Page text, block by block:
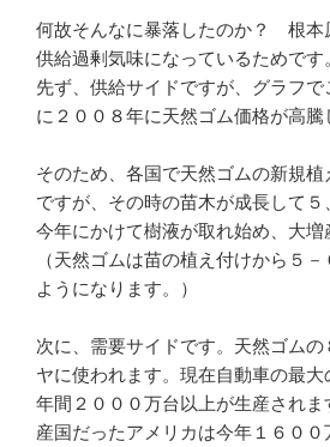
何故そんなに暴落したのか？ 根本
供給過剰気味になっているためです
先ず、供給サイドですが、グラフで
に２００８年に天然ゴム価格が高騰
そのため、各国で天然ゴムの新規
ですが、その時の苗木が成長して５
今年にかけて樹液が取れ始め、大増
（天然ゴムは苗の植え付けから５
ようになります。）
次に、需要サイドです。天然ゴムの
ヤに使われます。現在自動車の最大
年間２０００万台以上が生産され
産国だったアメリカは今年１６００